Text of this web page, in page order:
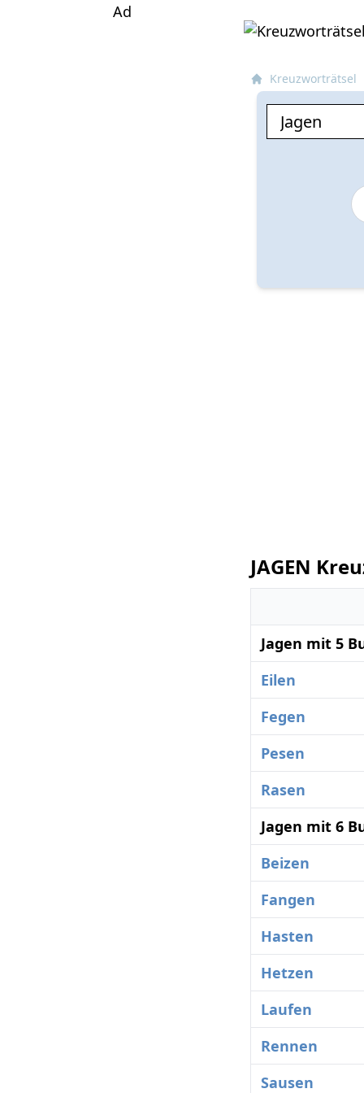
Ad
Kreuzworträtsel
JAGEN
Jagen mit 5
Eilen
Fegen
Pesen
Rasen
Jagen mit 6
Beizen
Fangen
Hasten
Hetzen
Laufen
Rennen
Sausen